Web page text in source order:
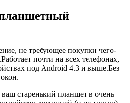
планшетный
не требующее покупки чего-
почти на всех телефонах,
под Android 4.3 и выше.Без
старенький планшет в очень